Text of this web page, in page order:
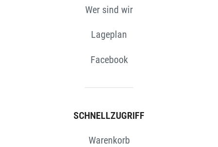
Wer sind wir
Lageplan
Facebook
SCHNELLZUGRIFF
Warenkorb